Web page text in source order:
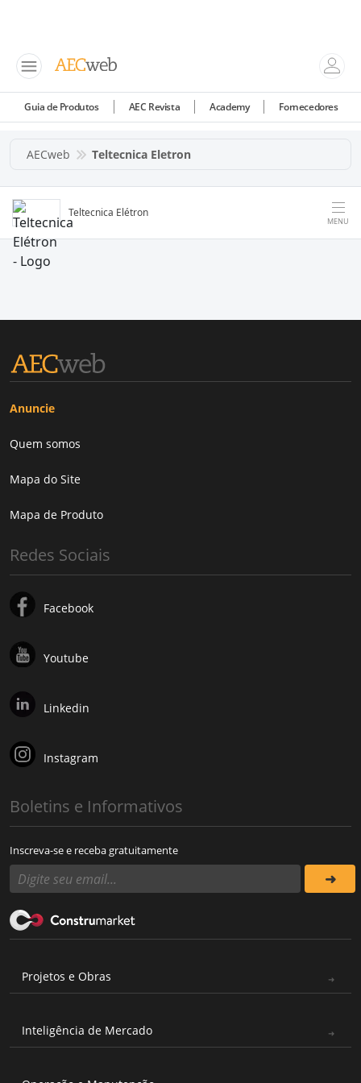
Guia de Produtos AEC Revista Academy Fornecedores
AECweb Teltecnica Eletron
Teltecnica Elétron
MENU
Anuncie
Quem somos
Mapa do Site
Mapa de Produto
Redes Sociais
Facebook
Youtube
Linkedin
Instagram
Boletins e Informativos
Inscreva-se e receba gratuitamente
Projetos e Obras
Inteligência de Mercado